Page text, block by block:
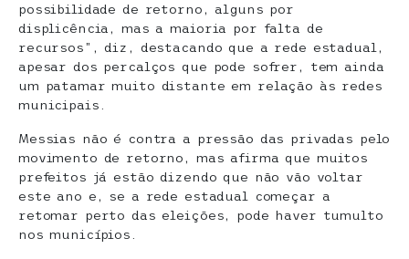
possibilidade de retorno, alguns por
displicência, mas a maioria por falta de
recursos”, diz, destacando que a rede estadual,
apesar dos percalços que pode sofrer, tem ainda
um patamar muito distante em relação às redes
municipais.
Messias não é contra a pressão das privadas pelo
movimento de retorno, mas afirma que muitos
prefeitos já estão dizendo que não vão voltar
este ano e, se a rede estadual começar a
retomar perto das eleições, pode haver tumulto
nos municípios.